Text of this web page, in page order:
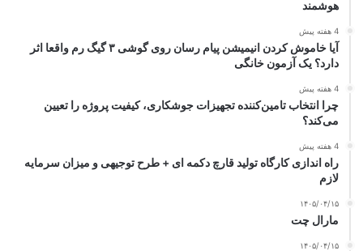
هوشمند
4 هفته پیش
آیا خاموش کردن انیمیشن پیام رسان روی گوشی ۳ گیگ رم واقعا اثر
دارد؟ یک آزمون خانگی
4 هفته پیش
چرا انتخاب تامین‌کننده تجهیزات جوشکاری، کیفیت پروژه را تعیین
می‌کند؟
4 هفته پیش
راه اندازی کارگاه تولید قارچ دکمه ای + طرح توجیهی و میزان سرمایه
لازم
۱۴۰۵/۰۴/۱۵
مارال چت
۱۴۰۵/۰۴/۱۵